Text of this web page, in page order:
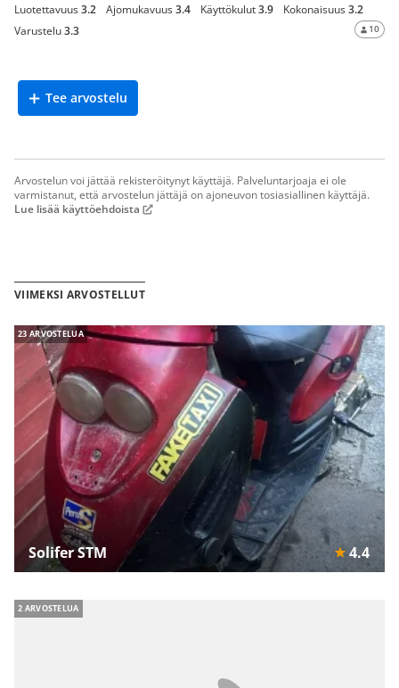
10
Luotettavuus3.2 Ajomukavuus3.4 Käyttökulut3.9 Kokonaisuus3.2
Varustelu3.3
Tee arvostelu
Arvostelun voi jättää rekisteröitynyt käyttäjä. Palveluntarjoaja ei ole
varmistanut, että arvostelun jättäjä on ajoneuvon tosiasiallinen käyttäjä.
Lue lisää käyttöehdoista
VIIMEKSI ARVOSTELLUT
23 ARVOSTELUA
Solifer STM 4.4
2 ARVOSTELUA